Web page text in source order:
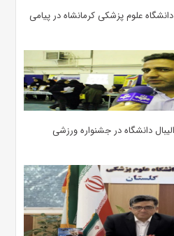
علوم پزشکی کرمانشاه در پیامی
دانشگاه در جشنواره ورزشی